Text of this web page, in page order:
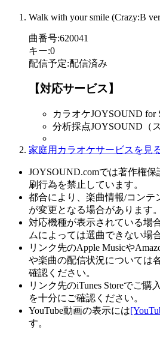
Walk with your smile (Crazy:B
曲番号:620041
キー:0
配信予定:配信済み
【対応サービス】
カラオケJOYSOUND for
分析採点JOYSOUND（
家庭用カラオケサービスを見
JOYSOUND.comでは著作権
刷行為を禁止しています。
都合により、楽曲情報/コンテ
が変更となる場合があります。
対応機種が表示されている場
ムによっては選曲できない場
リンク先のApple Musicや
や楽曲の配信状況については
確認ください。
リンク先のiTunes Storeでご購
を十分にご確認ください。
YouTube動画の表示には
す。